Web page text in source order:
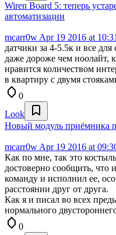
Wiren Board 5: теперь
автоматизации
mcarr0w Apr 19 2016 at 10:31
датчики за 4-5.5к и все для
даже дороже чем ноолайт,
нравится количеством
в квартиру с двумя
0
Look
Новый модуль приёмника
mcarr0w Apr 19 2016 at
Как по мне, так это
достоверно сообщить, что
команду и исполнил ее,
расстоянии друг от друга.
Как я и писал во всех
нормального
0